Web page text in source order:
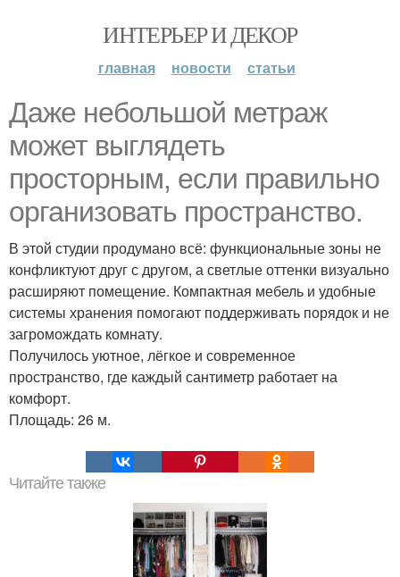
ИНТЕРЬЕР И ДЕКОР
главная новости статьи
Даже небольшой метраж
может выглядеть
просторным, если правильно
организовать пространство.
В этой студии продумано всё: функциональные зоны не
конфликтуют друг с другом, а светлые оттенки визуально
расширяют помещение. Компактная мебель и удобные
системы хранения помогают поддерживать порядок и не
загромождать комнату.
Получилось уютное, лёгкое и современное
пространство, где каждый сантиметр работает на
комфорт.
Площадь: 26 м.
Читайте также